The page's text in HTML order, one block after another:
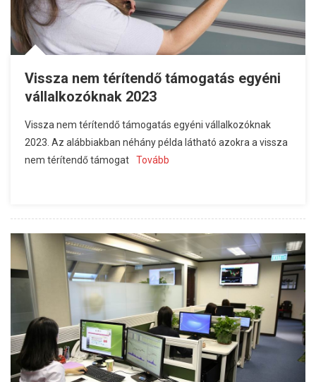
Vissza nem térítendő támogatás egyéni
vállalkozóknak 2023
Vissza nem térítendő támogatás egyéni vállalkozóknak
2023. Az alábbiakban néhány példa látható azokra a vissza
nem térítendő támogat
Tovább